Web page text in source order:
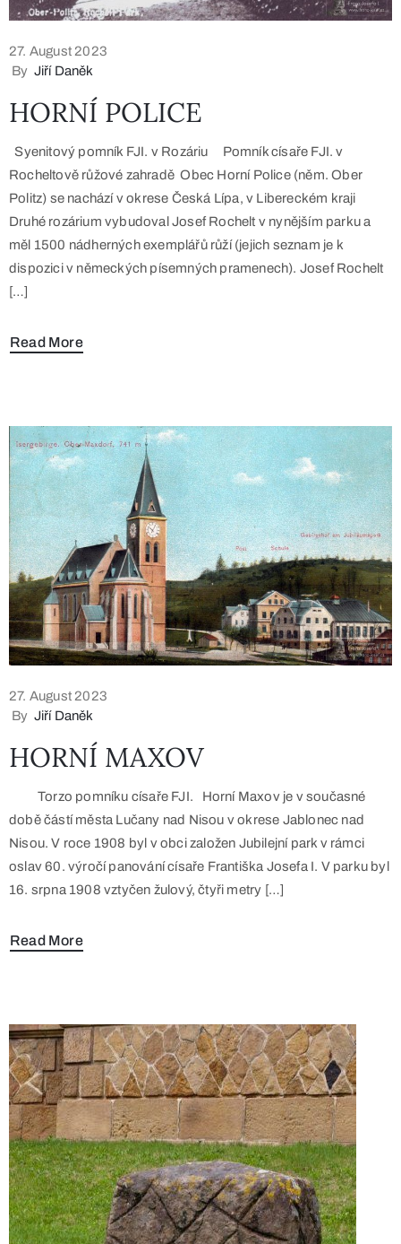
27. August 2023
By Jiří Daněk
HORNÍ POLICE
Syenitový pomník FJI. v Rozáriu Pomník císaře FJI. v
Rocheltově růžové zahradě Obec Horní Police (něm. Ober
Politz) se nachází v okrese Česká Lípa, v Libereckém kraji
Druhé rozárium vybudoval Josef Rochelt v nynějším parku a
měl 1500 nádherných exemplářů růží (jejich seznam je k
dispozici v německých písemných pramenech). Josef Rochelt
[…]
Read More
27. August 2023
By Jiří Daněk
HORNÍ MAXOV
Torzo pomníku císaře FJI. Horní Maxov je v současné
době částí města Lučany nad Nisou v okrese Jablonec nad
Nisou. V roce 1908 byl v obci založen Jubilejní park v rámci
oslav 60. výročí panování císaře Františka Josefa I. V parku byl
16. srpna 1908 vztyčen žulový, čtyři metry […]
Read More